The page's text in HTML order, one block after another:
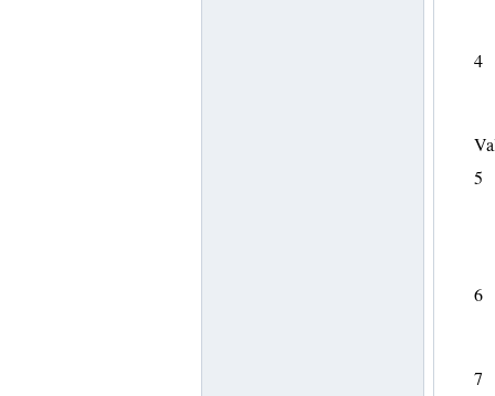
4
5
6
7